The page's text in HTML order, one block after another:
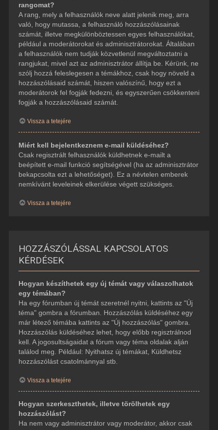
rangomat?
A rang, mely a felhasználók neve alatt jelenik meg, arra
való, hogy mutassa, a felhasználó hozzászólásainak
számát, illetve megkülönböztessen egyes felhasználókat,
például a moderátorokat és adminisztrátorokat. Általában
a felhasználók nem tudják közvetlenül megváltoztatni a
rangjukat, mivel azt az adminisztrátor állítja be. Kérünk, ne
szólj hozzá feleslegesen a témákhoz, csak hogy növeld a
hozzászólásaid számát, hiszen valószínű, hogy ezt a
moderátorok fel fogják fedezni, és egyszerűen csökkenteni
fogják a hozzászólásaid számát.
Vissza a tetejére
Miért kell bejelentkeznem e-mail küldéséhez?
Csak regisztrált felhasználók küldhetnek e-mailt a
beépített e-mail funkció segítségével (ha az adminisztrátor
bekapcsolta ezt a lehetőséget). Ez a névtelen emberek
nemkívánt leveleinek elkerülése végett szükséges.
Vissza a tetejére
HOZZÁSZÓLÁSSAL KAPCSOLATOS
KÉRDÉSEK
Hogyan készíthetek egy új témát vagy válaszolhatok
egy témában?
Ha egy fórumban új témát szeretnél nyitni, kattints az "Új
téma" gombra a fórumban. Hozzászólás küldéséhez egy
már létező témába kattints az "Új hozzászólás" gombra.
Hozzászólás küldéséhez lehet, hogy előbb regisztrálnod
kell. A jogosultságaidat a fórum vagy téma oldalak alján
találod meg. Például: Nyithatsz új témákat, Küldhetsz
hozzászólást csatolmánnyal stb.
Vissza a tetejére
Hogyan szerkeszthetek, illetve törölhetek egy
hozzászólást?
Ha nem vagy adminisztrátor vagy moderátor, akkor csak